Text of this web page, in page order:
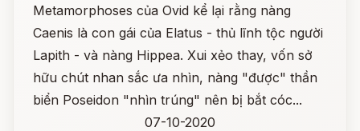
Metamorphoses của Ovid kể lại rằng nàng
Caenis là con gái của Elatus - thủ lĩnh tộc người
Lapith - và nàng Hippea. Xui xẻo thay, vốn sở
hữu chút nhan sắc ưa nhìn, nàng "được" thần
biển Poseidon "nhìn trúng" nên bị bắt cóc...
07-10-2020